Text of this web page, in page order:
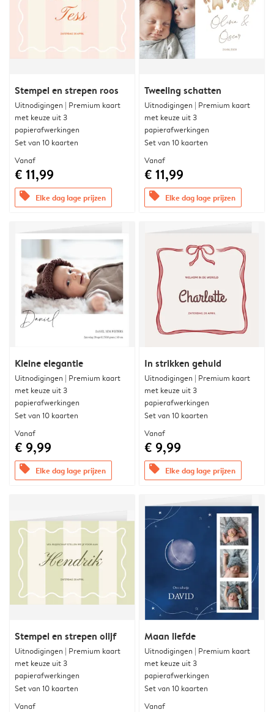
Stempel en strepen roos
Uitnodigingen | Premium kaart
met keuze uit 3
papierafwerkingen
Set van 10 kaarten
Vanaf
€ 11,99
offers Elke dag lage prijzen
Tweeling schatten
Uitnodigingen | Premium kaart
met keuze uit 3
papierafwerkingen
Set van 10 kaarten
Vanaf
€ 11,99
offers Elke dag lage prijzen
Kleine elegantie
Uitnodigingen | Premium kaart
met keuze uit 3
papierafwerkingen
Set van 10 kaarten
Vanaf
€ 9,99
offers Elke dag lage prijzen
In strikken gehuld
Uitnodigingen | Premium kaart
met keuze uit 3
papierafwerkingen
Set van 10 kaarten
Vanaf
€ 9,99
offers Elke dag lage prijzen
Stempel en strepen olijf
Uitnodigingen | Premium kaart
met keuze uit 3
papierafwerkingen
Set van 10 kaarten
Vanaf
Maan liefde
Uitnodigingen | Premium kaart
met keuze uit 3
papierafwerkingen
Set van 10 kaarten
Vanaf